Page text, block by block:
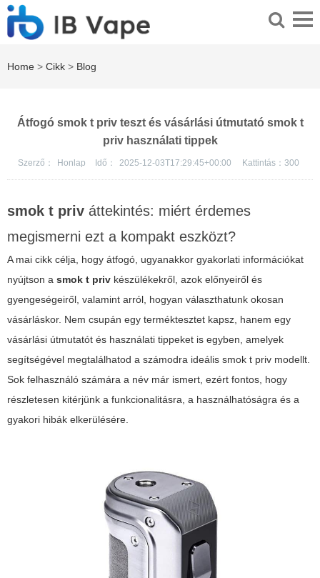
Home > Cikk > Blog
Átfogó smok t priv teszt és vásárlási útmutató smok t
priv használati tippek
Szerző： Honlap Idő： 2025-12-03T17:29:45+00:00 Kattintás： 300
smok t priv áttekintés: miért érdemes
megismerni ezt a kompakt eszközt?
A mai cikk célja, hogy átfogó, ugyanakkor gyakorlati információkat
nyújtson a smok t priv készülékekről, azok előnyeiről és
gyengeségeiről, valamint arról, hogyan választhatunk okosan
vásárláskor. Nem csupán egy terméktesztet kapsz, hanem egy
vásárlási útmutatót és használati tippeket is egyben, amelyek
segítségével megtalálhatod a számodra ideális smok t priv modellt.
Sok felhasználó számára a név már ismert, ezért fontos, hogy
részletesen kitérjünk a funkcionalitásra, a használhatóságra és a
gyakori hibák elkerülésére.